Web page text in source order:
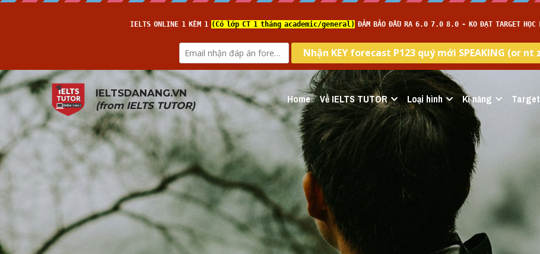
IELTSDANANG.VN
(from IELTS TUTOR) Home Về IELTS TUTOR Loại hình Kĩ năng Target